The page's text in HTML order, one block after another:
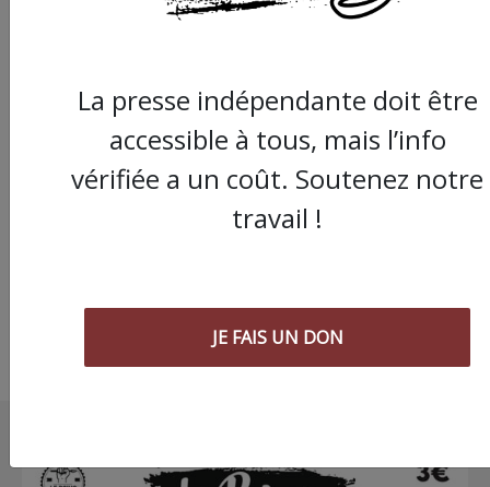
Commissariat
Montpellier : double
peine pour les
La presse indépendante doit être
accessible à tous, mais l’info
vérifiée a un coût. Soutenez notre
travail !
JE FAIS UN DON